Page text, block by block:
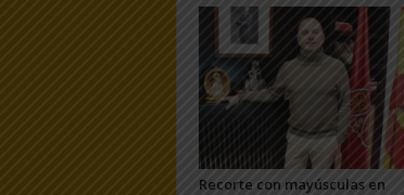
Recorte con mayúsculas en